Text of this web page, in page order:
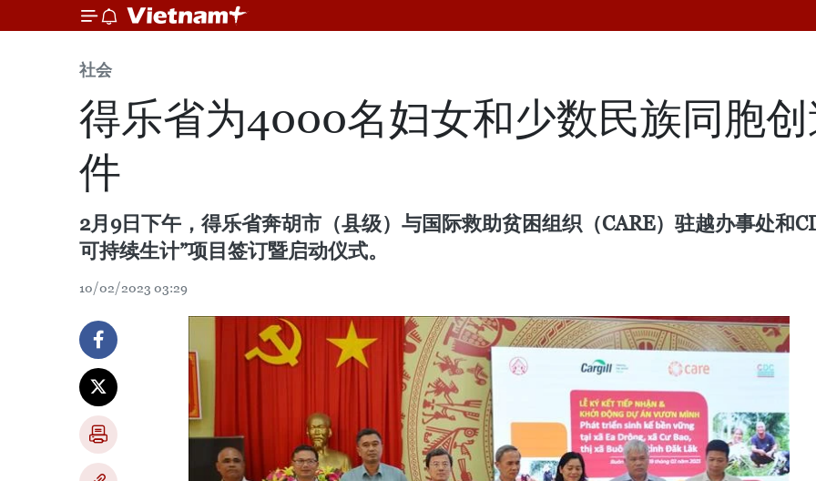
社会
得乐省为4000名妇女和少数民族同胞
件
2月9日下午，得乐省奔胡市（县级）与国际救助贫困组织（CARE）驻越办事处和
可持续生计”项目签订暨启动仪式。
10/02/2023 03:29